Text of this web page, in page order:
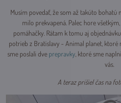
Musím povedať, že som až takúto bohatú
milo prekvapená. Palec hore
pomáhačky. Rátam k tomu aj
potrieb z Bratislavy - Animal planet, ktoré
sme poslali dve prepravky, ktoré sme
vás.
A teraz prišiel čas na